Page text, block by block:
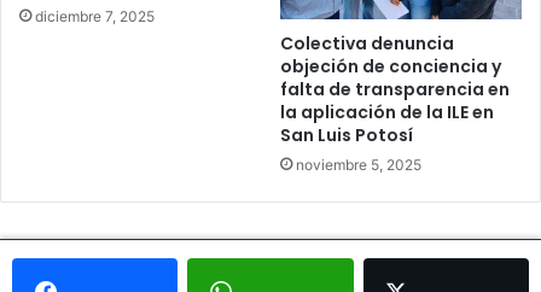
diciembre 7, 2025
Colectiva denuncia
objeción de conciencia y
falta de transparencia en
la aplicación de la ILE en
San Luis Potosí
noviembre 5, 2025
© Copyright 2026, Todos los derechos reservados - Metrópoli